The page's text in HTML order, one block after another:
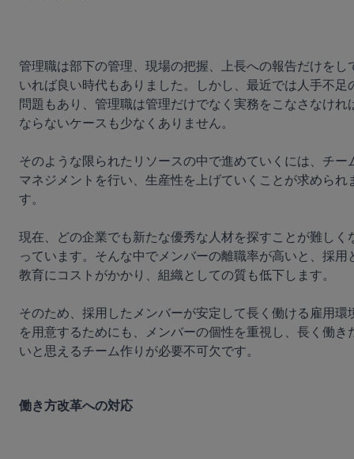
管理職は部下の管理、現場の把握、上長への報告だけをし
いれば良い時代もありました。しかし、最近では人手不足
問題もあり、管理職は管理だけでなく実務をこなさなけれ
ならないケースも少なくありません。
そのような限られたリソースの中で進めていくには、チー
マネジメントを行い、生産性を上げていくことが求められ
す。
現在、どの企業でも新たな優秀な人材を探すことが難しく
っています。そんな中でメンバーの離職率が高いと、採用
教育にコストがかかり、組織としての質も低下します。
そのため、採用したメンバーが安定して長く働ける雇用環
を用意するためにも、メンバーの個性を重視し、長く働き
いと思えるチーム作りが必要不可欠です。
働き方改革への対応